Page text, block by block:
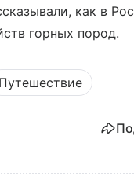
как в
горных пород.
Путешествие